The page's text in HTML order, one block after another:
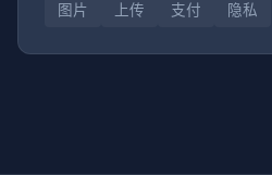
图片
上传 支付 隐私